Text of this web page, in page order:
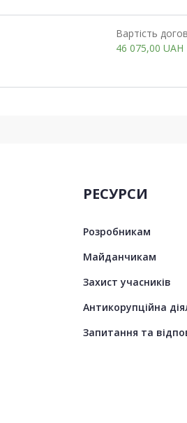
Вартість
46 075,00 UAH
РЕСУРСИ
Розробникам
Майданчикам
Захист учасників
Антикорупційна
Запитання та